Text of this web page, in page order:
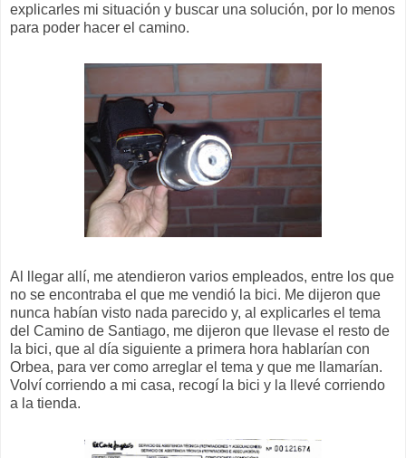
explicarles mi situación y buscar una solución, por lo menos
para poder hacer el camino.
Al llegar allí, me atendieron varios empleados, entre los que
no se encontraba el que me vendió la bici. Me dijeron que
nunca habían visto nada parecido y, al explicarles el tema
del Camino de Santiago, me dijeron que llevase el resto de
la bici, que al día siguiente a primera hora hablarían con
Orbea, para ver como arreglar el tema y que me llamarían.
Volví corriendo a mi casa, recogí la bici y la llevé corriendo
a la tienda.